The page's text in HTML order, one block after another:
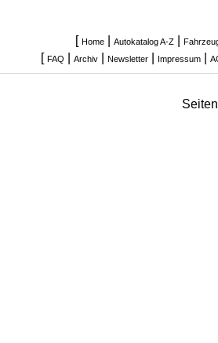
[ Home| Autokatalog A-Z|
[ FAQ Archiv Newsletter Impressum